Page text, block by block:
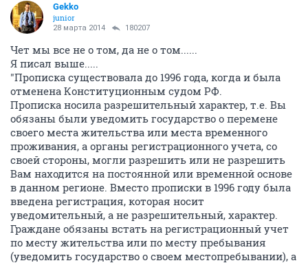
Gekko
junior
28 марта 2014 180207
Чет мы все не о том, да не о том......
Я писал выше.....
"Прописка существовала до 1996 года, когда и была
отменена Конституционным судом РФ.
Прописка носила разрешительный характер, т.е. Вы
обязаны были уведомить государство о перемене
своего места жительства или места временного
проживания, а органы регистрационного учета, со
своей стороны, могли разрешить или не разрешить
Вам находится на постоянной или временной основе
в данном регионе. Вместо прописки в 1996 году была
введена регистрация, которая носит
уведомительный, а не разрешительный, характер.
Граждане обязаны встать на регистрационный учет
по месту жительства или по месту пребывания
(уведомить государство о своем местопребывании), а